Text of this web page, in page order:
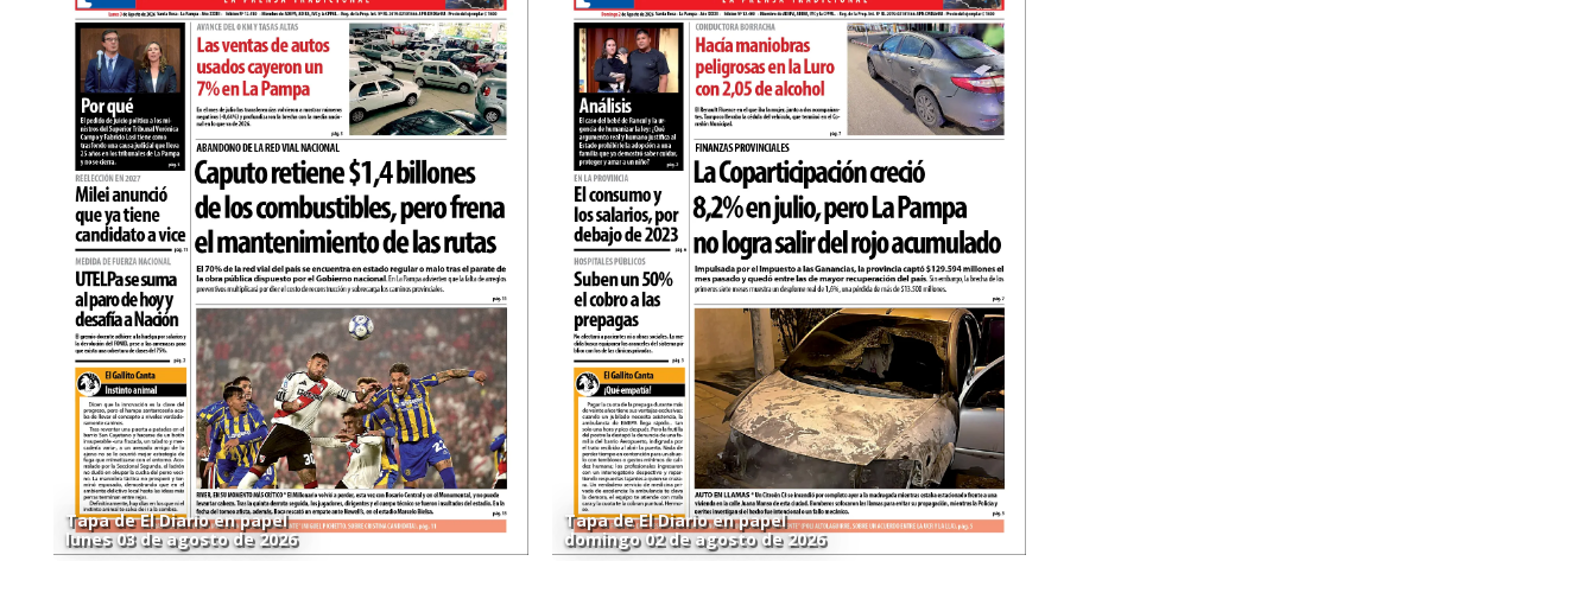
Tapa de El Diario en papel
lunes 03 de agosto de 2026
Tapa de El Diario en papel
domingo 02 de agosto de 2026